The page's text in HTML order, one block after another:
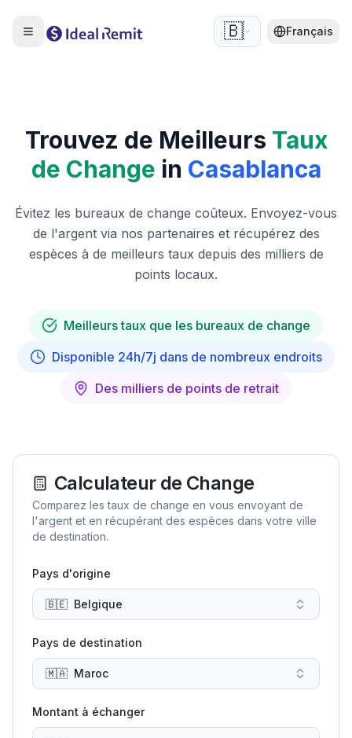
🇧🇪 Français
Trouvez de Meilleurs Taux
de Change in Casablanca
Évitez les bureaux de change coûteux. Envoyez-vous
de l'argent via nos partenaires et récupérez des
espèces à de meilleurs taux depuis des milliers de
points locaux.
Meilleurs taux que les bureaux de change
Disponible 24h/7j dans de nombreux endroits
Des milliers de points de retrait
Calculateur de Change
Comparez les taux de change en vous envoyant de
l'argent et en récupérant des espèces dans votre ville
de destination.
Pays d'origine
🇧🇪 Belgique
Pays de destination
🇲🇦 Maroc
Montant à échanger